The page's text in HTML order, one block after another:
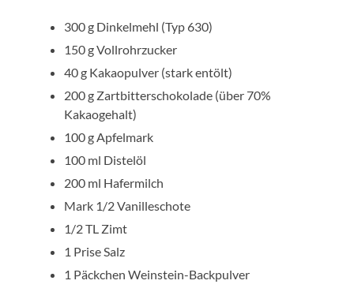
300 g Dinkelmehl (Typ 630)
150 g Vollrohrzucker
40 g Kakaopulver (stark entölt)
200 g Zartbitterschokolade (über 70%
Kakaogehalt)
100 g Apfelmark
100 ml Distelöl
200 ml Hafermilch
Mark 1/2 Vanilleschote
1/2 TL Zimt
1 Prise Salz
1 Päckchen Weinstein-Backpulver